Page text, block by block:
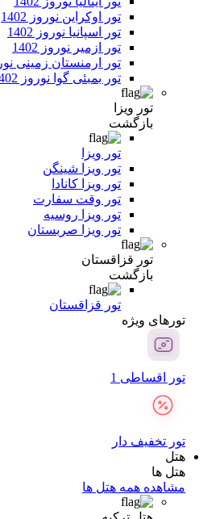
تور اوکراین نوروز 1402
تور اسپانیا نوروز 1402
تور ازمیر نوروز 1402
تور ارمنستان زمینی نوروز 1402
تور بمبئی گوا نوروز 1402
تور ویزا
بازگشت
تور ویزا
تور ویزا شینگن
تور ویزا کانادا
تور وقت سفارت
تور ویزا روسیه
تور ویزا صربستان
تور قزاقستان
بازگشت
تور قزاقستان
تور‌های ویژه
تور اقساطی 1
تور تخفیف دار
هتل
هتل ها
مشاهده همه هتل ها